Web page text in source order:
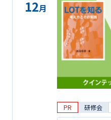
12月
PR 研修会